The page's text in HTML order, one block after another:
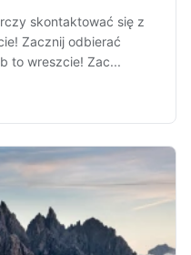
skontaktować się z
Zacznij odbierać
to wreszcie! Zac...